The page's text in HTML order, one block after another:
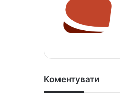
Коментувати